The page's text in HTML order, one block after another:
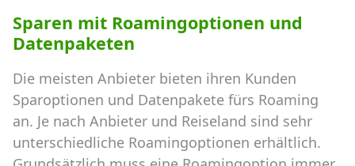
Sparen mit Roamingoptionen und
Datenpaketen
Die meisten Anbieter bieten ihren Kunden
Sparoptionen und Datenpakete fürs Roaming
an. Je nach Anbieter und Reiseland sind sehr
unterschiedliche Roamingoptionen erhältlich.